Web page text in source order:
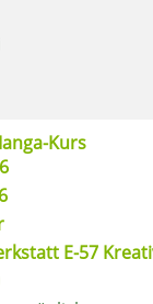
Kurs
E-57